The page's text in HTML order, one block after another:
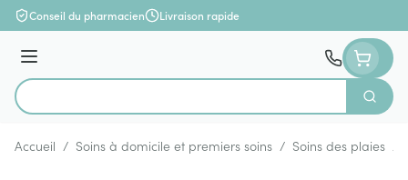
Aller au contenu
Conseil du pharmacien Livraison rapide
Menu
Rechercher
Accueil / Soins à domicile et premiers soins / Soins des plaies /